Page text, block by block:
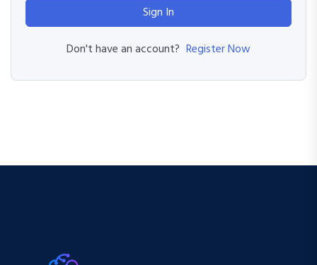
Sign In
Don't have an account? Register Now